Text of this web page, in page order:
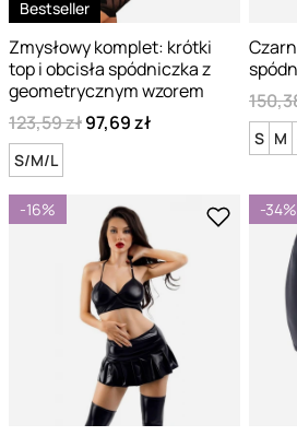
Bestseller
Zmysłowy komplet: krótki
top i obcisła spódniczka z
geometrycznym wzorem
123,59 zł97,69 zł
S/M/L
S M
-16% -34%